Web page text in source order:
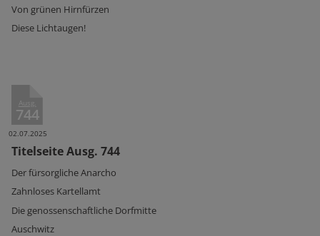
Von grünen Hirnfürzen
Diese Lichtaugen!
Ausg.
744
02.07.2025
Titelseite Ausg. 744
Der fürsorgliche Anarcho
Zahnloses Kartellamt
Die genossenschaftliche Dorfmitte
Auschwitz